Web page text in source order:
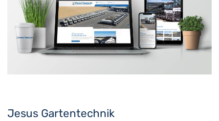
Jesus Gartentechnik